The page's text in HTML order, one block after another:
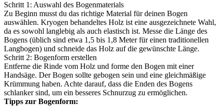
Schritt 1: Auswahl des Bogenmaterials
Zu Beginn musst du das richtige Material für deinen Bogen
auswählen. Kryogen behandeltes Holz ist eine ausgezeichnete Wahl,
da es sowohl langlebig als auch elastisch ist. Messe die Länge des
Bogens (üblich sind etwa 1,5 bis 1,8 Meter für einen traditionellen
Langbogen) und schneide das Holz auf die gewünschte Länge.
Schritt 2: Bogenform erstellen
Entferne die Rinde vom Holz und forme den Bogen mit einer
Handsäge. Der Bogen sollte gebogen sein und eine gleichmäßige
Krümmung haben. Achte darauf, dass die Enden des Bogens
schlanker sind, um ein besseres Schnurzug zu ermöglichen.
Tipps zur Bogenform: